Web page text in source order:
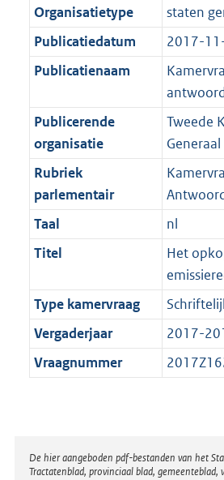
t
a
t
K
b
Organisatietype
staten
Publicatiedatum
2017-
Publicatienaam
Publicerende
organisatie
Tweede
Generaal
Rubriek
parlementair
Taal
nl
Titel
Het
Type kamervraag
Vergaderjaar
2017-
Vraagnummer
Disclaimer
De hier aangeboden pdf-bestanden van het
Tractatenblad, provinciaal blad, gemeenteblad,